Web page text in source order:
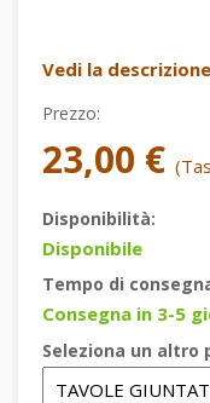
Vedi la descrizione
Prezzo:
23,00 €
Disponibilità:
Disponibile
Tempo di
Consegna in 3-5
Seleziona un